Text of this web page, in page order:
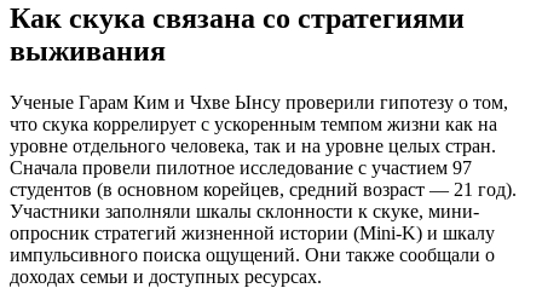
Как скука связана со стратегиями
выживания
Ученые Гарам Ким и Чхве Ынсу проверили гипотезу о том,
что скука коррелирует с ускоренным темпом жизни как на
уровне отдельного человека, так и на уровне целых стран.
Сначала провели пилотное исследование с участием 97
студентов (в основном корейцев, средний возраст — 21 год).
Участники заполняли шкалы склонности к скуке, мини-
опросник стратегий жизненной истории (Mini-K) и шкалу
импульсивного поиска ощущений. Они также сообщали о
доходах семьи и доступных ресурсах.